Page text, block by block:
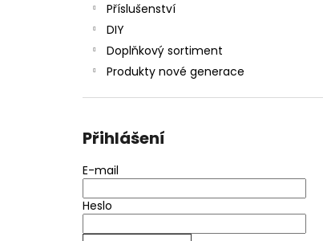
Příslušenství
DIY
Doplňkový sortiment
Produkty nové generace
Přihlášení
E-mail
Heslo